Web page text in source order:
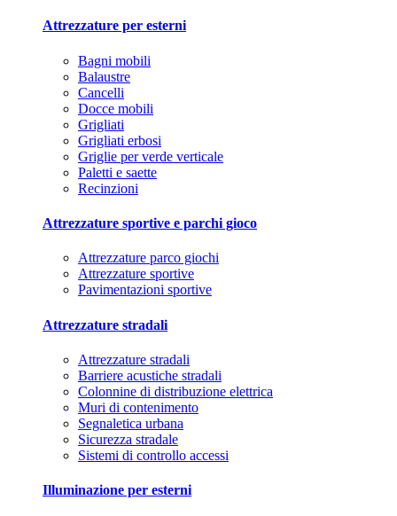
Attrezzature per esterni
Bagni mobili
Balaustre
Cancelli
Docce mobili
Grigliati
Grigliati erbosi
Griglie per verde verticale
Paletti e saette
Recinzioni
Attrezzature sportive e parchi gioco
Attrezzature parco giochi
Attrezzature sportive
Pavimentazioni sportive
Attrezzature stradali
Attrezzature stradali
Barriere acustiche stradali
Colonnine di distribuzione elettrica
Muri di contenimento
Segnaletica urbana
Sicurezza stradale
Sistemi di controllo accessi
Illuminazione per esterni